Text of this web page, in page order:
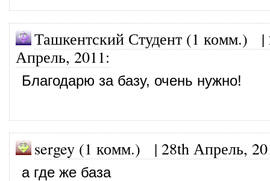
Ташкентский Студент (1 комм.) |
Апрель, 2011:
Благодарю за базу, очень нужно!
sergey (1 комм.) | 28th Апрель,
а где же база